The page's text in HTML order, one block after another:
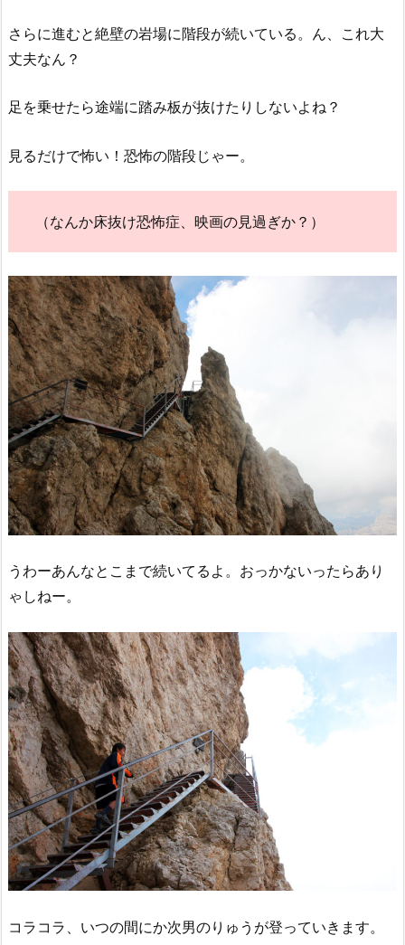
さらに進むと絶壁の岩場に階段が続いている。ん、これ大
丈夫なん？
足を乗せたら途端に踏み板が抜けたりしないよね？
見るだけで怖い！恐怖の階段じゃー。
（なんか床抜け恐怖症、映画の見過ぎか？）
うわーあんなとこまで続いてるよ。おっかないったらあり
ゃしねー。
コラコラ、いつの間にか次男のりゅうが登っていきます。